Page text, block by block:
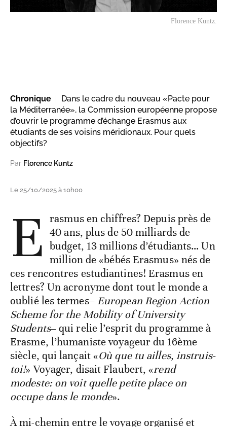
Florence Kuntz.
Chronique
Dans le cadre du nouveau «Pacte pour
la Méditerranée», la Commission européenne propose
d’ouvrir le programme d’échange Erasmus aux
étudiants de ses voisins méridionaux. Pour quels
objectifs?
Par Florence Kuntz
Le 25/10/2025 à 10h00
E rasmus en chiffres? Depuis près de
40 ans, plus de 50 milliards de
budget, 13 millions d’étudiants… Un
million de «bébés Erasmus» nés de
ces rencontres estudiantines! Erasmus en
lettres? Un acronyme dont tout le monde a
oublié les termes– European Region Action
Scheme for the Mobility of University
Students– qui relie l’esprit du programme à
Erasme, l’humaniste voyageur du 16ème
siècle, qui lançait «Où que tu ailles, instruis-
toi!» Voyager, disait Flaubert, «rend
modeste: on voit quelle petite place on
occupe dans le monde».
À mi-chemin entre le voyage organisé et